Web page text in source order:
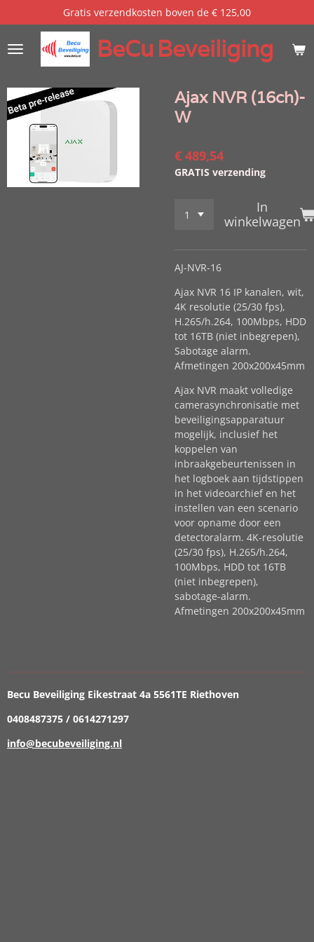
direct
naar
de
BeCuBeveiliging
Gratis verzendkosten boven de € 125,00
Ajax NVR (16ch)-
W
€ 489,54
GRATIS verzending
In
winkelwagen
AJ-NVR-16
Ajax NVR 16 IP kanalen, wit,
4K resolutie (25/30 fps),
H.265/h.264, 100Mbps, HDD
tot 16TB (niet inbegrepen),
Sabotage alarm.
Afmetingen 200x200x45mm
Ajax NVR maakt volledige
camerasynchronisatie met
beveiligingsapparatuur
mogelijk, inclusief het
koppelen van
inbraakgebeurtenissen in
het logboek aan tijdstippen
in het videoarchief en het
instellen van een scenario
voor opname door een
detectoralarm. 4K-resolutie
(25/30 fps), H.265/h.264,
100Mbps, HDD tot 16TB
(niet inbegrepen),
sabotage-alarm.
Afmetingen 200x200x45mm
Becu Beveiliging Eikestraat 4a 5561TE Riethoven
0408487375 / 0614271297
info@becubeveiliging.nl